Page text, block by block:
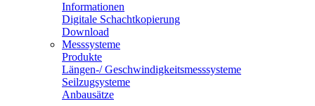
Informationen
Digitale Schachtkopierung
Download
Messsysteme
Produkte
Längen-/ Geschwindigkeitsmesssysteme
Seilzugsysteme
Anbausätze